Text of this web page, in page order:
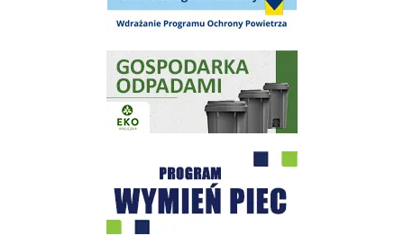
Gospodarka odpadami na terenie Miasta i Gminy Wieliczka
Program "Czyste Powietrze" - Wieliczka